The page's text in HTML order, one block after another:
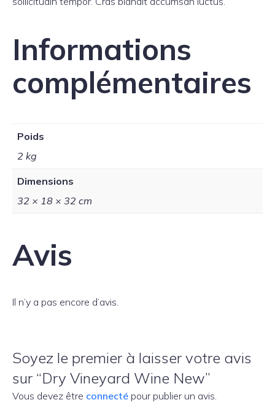
Informations
complémentaires
Poids
2 kg
Dimensions
32 × 18 × 32 cm
Avis
Il n’y a pas encore d’avis.
Soyez le premier à laisser votre avis
sur “Dry Vineyard Wine New”
Vous devez être connecté pour publier un avis.